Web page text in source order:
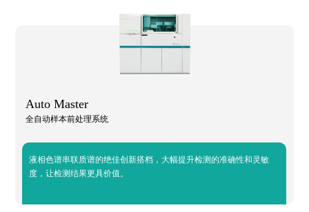
Auto Master
全自动样本前处理系统
液相色谱串联质谱的绝佳创新搭档，大幅提升检测的准确性和灵敏
度，让检测结果更具价值。